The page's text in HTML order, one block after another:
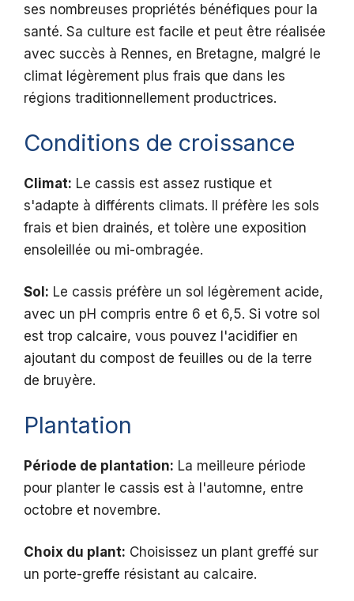
ses nombreuses propriétés bénéfiques pour la
santé. Sa culture est facile et peut être réalisée
avec succès à Rennes, en Bretagne, malgré le
climat légèrement plus frais que dans les
régions traditionnellement productrices.
Conditions de croissance
Climat: Le cassis est assez rustique et
s'adapte à différents climats. Il préfère les sols
frais et bien drainés, et tolère une exposition
ensoleillée ou mi-ombragée.
Sol: Le cassis préfère un sol légèrement acide,
avec un pH compris entre 6 et 6,5. Si votre sol
est trop calcaire, vous pouvez l'acidifier en
ajoutant du compost de feuilles ou de la terre
de bruyère.
Plantation
Période de plantation: La meilleure période
pour planter le cassis est à l'automne, entre
octobre et novembre.
Choix du plant: Choisissez un plant greffé sur
un porte-greffe résistant au calcaire.